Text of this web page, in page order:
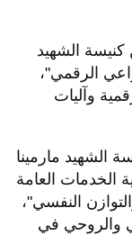
الشهيد
الرقمي"،
وآليات
الشهيد مارمينا
الخدمات العامة
النفسي"،
والروحي في